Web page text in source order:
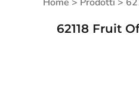
62118 Fruit
ACCESSO